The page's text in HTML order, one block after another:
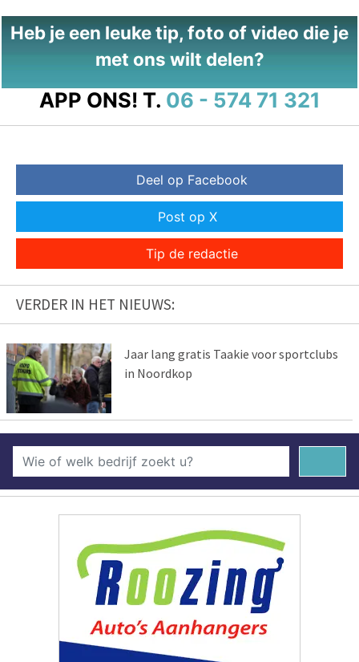
Heb je een leuke tip, foto of video die je
met ons wilt delen?
APP ONS! T. 06 - 574 71 321
Deel op Facebook
Post op X
Tip de redactie
VERDER IN HET NIEUWS:
Jaar lang gratis Taakie voor sportclubs
in Noordkop